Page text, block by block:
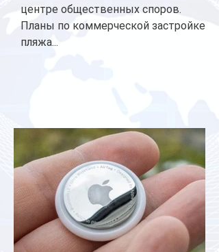
центре общественных споров.
Планы по коммерческой застройке
пляжа...